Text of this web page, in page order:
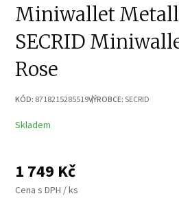
Miniwallet
SECRID
Rose
KÓD: 8718215285519VÝROBCE: SECRID
Skladem
1 749 Kč
Cena s DPH / ks